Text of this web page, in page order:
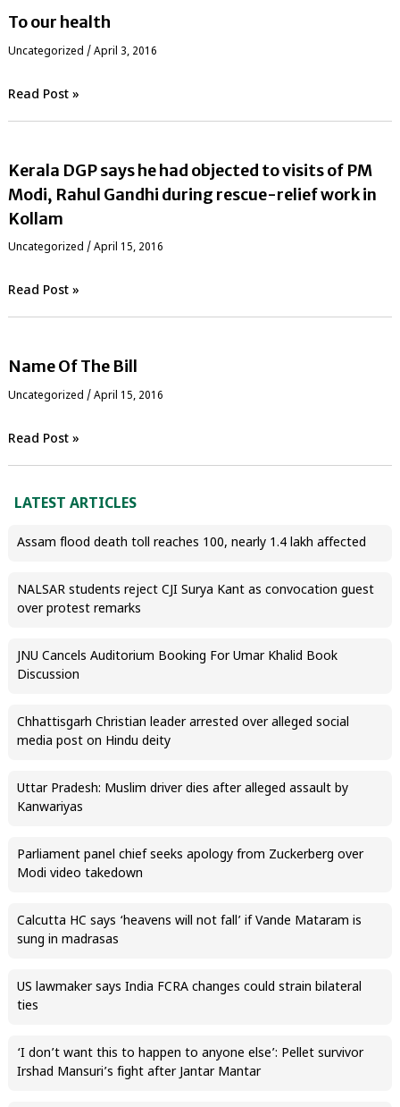
To our health
Uncategorized /April 3, 2016
Read Post »
Kerala DGP says he had objected to visits of PM
Modi, Rahul Gandhi during rescue-relief work in
Kollam
Uncategorized / April 15, 2016
Read Post »
Name Of The Bill
Uncategorized / April 15, 2016
Read Post »
LATEST ARTICLES
Assam flood death toll reaches 100, nearly 1.4 lakh affected
NALSAR students reject CJI Surya Kant as convocation guest
over protest remarks
JNU Cancels Auditorium Booking For Umar Khalid Book
Discussion
Chhattisgarh Christian leader arrested over alleged social
media post on Hindu deity
Uttar Pradesh: Muslim driver dies after alleged assault by
Kanwariyas
Parliament panel chief seeks apology from Zuckerberg over
Modi video takedown
Calcutta HC says ‘heavens will not fall’ if Vande Mataram is
sung in madrasas
US lawmaker says India FCRA changes could strain bilateral
ties
‘I don’t want this to happen to anyone else’: Pellet survivor
Irshad Mansuri’s fight after Jantar Mantar